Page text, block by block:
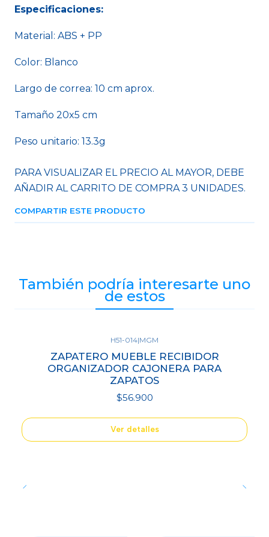
Especificaciones:
Material: ABS + PP
Color: Blanco
Largo de correa: 10 cm aprox.
Tamaño 20x5 cm
Peso unitario: 13.3g
PARA VISUALIZAR EL PRECIO AL MAYOR, DEBE
AÑADIR AL CARRITO DE COMPRA 3 UNIDADES.
COMPARTIR ESTE PRODUCTO
También podría interesarte uno
de estos
H51-014|MGM
ZAPATERO MUEBLE RECIBIDOR
ORGANIZADOR CAJONERA PARA
ZAPATOS
$56.900
Ver detalles